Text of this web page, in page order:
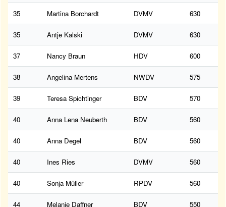
35 Martina Borchardt DVMV 630
35 Antje Kalski DVMV 630
37 Nancy Braun HDV 600
38 Angelina Mertens NWDV 575
39 Teresa Spichtinger BDV 570
40 Anna Lena Neuberth BDV 560
40 Anna Degel BDV 560
40 Ines Ries DVMV 560
40 Sonja Müller RPDV 560
44 Melanie Daffner BDV 550